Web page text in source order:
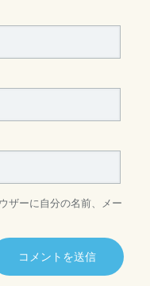
ザーに自分の名前、メー